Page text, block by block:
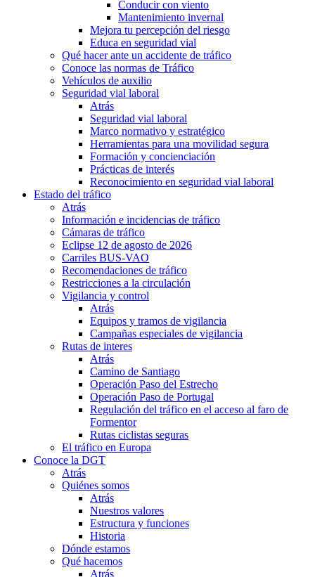
Conducir con viento
Mantenimiento invernal
Mejora tu percepción del riesgo
Educa en seguridad vial
Qué hacer ante un accidente de tráfico
Conoce las normas de Tráfico
Vehículos de auxilio
Seguridad vial laboral
Atrás
Seguridad vial laboral
Marco normativo y estratégico
Herramientas para una movilidad segura
Formación y concienciación
Prácticas de interés
Reconocimiento en seguridad vial laboral
Estado del tráfico
Atrás
Información e incidencias de tráfico
Cámaras de tráfico
Eclipse 12 de agosto de 2026
Carriles BUS-VAO
Recomendaciones de tráfico
Restricciones a la circulación
Vigilancia y control
Atrás
Equipos y tramos de vigilancia
Campañas especiales de vigilancia
Rutas de interes
Atrás
Camino de Santiago
Operación Paso del Estrecho
Operación Paso de Portugal
Regulación del tráfico en el acceso al faro de
Formentor
Rutas ciclistas seguras
El tráfico en Europa
Conoce la DGT
Atrás
Quiénes somos
Atrás
Nuestros valores
Estructura y funciones
Historia
Dónde estamos
Qué hacemos
Atrás